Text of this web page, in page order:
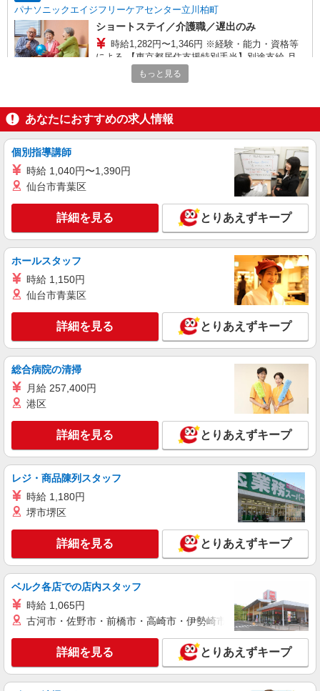
パナソニックエイジフリーケアセンター立川柏町
ショートステイ／介護職／遅出のみ
時給1,282円〜1,346円 ※経験・能力・資格等
による 【東京都居住支援特別手当】別途支給 月額
2万円！ ＊支給対象は所定労働時間週20時間以上
の雇用契約者に限る ※一律処遇改善加算含む 〇時
夜勤務手当 〇無事故無違反表彰金 〇年末年始勤務
手当 〇早朝7:00〜8:00/夜間18:00〜20:00は時給
25％UP
パナソニックエイジフリーケアセンター立川柏
キープ
パート
パナソニックエイジフリーケアセンター立川柏町
による 社会福祉士・介護福祉士 時給1,346円 その
他資格 時給1,282円 【東京都居住支援特別手当】
別途支給 月額2万円！ ＊支給対象は所定労働時間
加算含む 〇時間外勤務手当 〇土日祝勤務手当 〇
無事故無違反表彰金 〇年末年始勤務手当
パナソニックエイジフリーケアセンター立川柏
キープ 詳細を見る
パナソニックエイジフリーケアセンター立川柏町
ショートステイ／介護職／日勤のみ
時給1,282円〜1,346円 ※経験・能力・資格等
による 【東京都居住支援特別手当】別途支給 月額
2万円！ ＊支給対象は所定労働時間週20時間以上
の雇用契約者に限る ※一律処遇改善加算含む 〇時
間外勤務手当 〇土日祝勤務手当 〇夜勤手当 〇深
夜勤務手当 〇無事故無違反表彰金 〇年末年始勤務
手当 〇早朝7:00〜8:00/夜間18:00〜20:00は時給
25％UP
パナソニックエイジフリーケアセンター立川柏
キープ 詳細を見る
パート
パナソニックエイジフリーケアセンター立川柏町
ショートステイ／介護職／早出のみ
時給1,282円〜1,346円 ※経験・能力・資格等
2万円！ ＊支給対象は所定労働時間週20時間以上
の雇用契約者に限る ※一律処遇改善加算含む 〇時
間外勤務手当 〇土日祝勤務手当 〇夜勤手当 〇深
手当 〇早朝7:00〜8:00/夜間18:00〜20:00は時給
パナソニックエイジフリーケアセンター立川柏
町 東京都立川市柏町3-25-2
キープ
派遣社員
（株）ウィルオブ・ワークCW 立川支店/ms130501
ケアハウスstaff
時給1600円 ◆前払い・日払い・週払いOK
もっと見る
あなたにおすすめの求人情報
個別指導講師
時給 1,040円〜1,390円
仙台市青葉区
詳細を見る とりあえずキープ
ホールスタッフ
時給 1,150円
仙台市青葉区
詳細を見る とりあえずキープ
総合病院の清掃
月給 257,400円
港区
詳細を見る とりあえずキープ
レジ・商品陳列スタッフ
時給 1,180円
堺市堺区
詳細を見る とりあえずキープ
ベルク各店での店内スタッフ
時給 1,065円
古河市・佐野市・前橋市・高崎市・伊勢崎市・太田市・館林市
詳細を見る とりあえずキープ